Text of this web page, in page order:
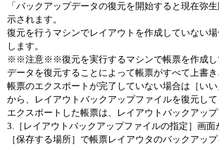
「バックアップデータの復元を開始すると現在弥
示されます。
復元を行うマシンでレイアウトを作成していない
します。
※※注意※※復元を実行するマシンで帳票を作成し
データを復元することによって帳票がすべて上書
帳票のエクスポートが完了していない場合は［い
から、レイアウトバックアップファイルを復元して
エクスポートした帳票は、レイアウトバックアッ
3.［レイアウトバックアップファイルの指定］画面
［保存する場所］で帳票レイアウタのバックアッ